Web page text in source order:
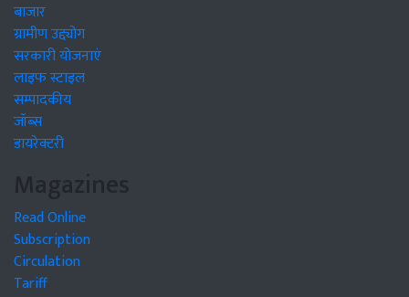
बाजार
ग्रामीण उद्द्योग
सरकारी योजनाएं
लाइफ स्टाइल
सम्पादकीय
जॉब्स
डायरेक्टरी
Magazines
Read Online
Subscription
Circulation
Tariff